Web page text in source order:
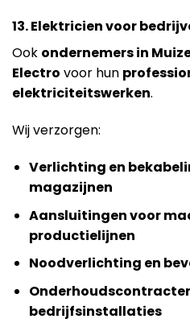
13. Elektricien voor
Ook ondernemers in
Electro voor hun
elektriciteitswerken.
Wij verzorgen:
Verlichting en
magazijnen
Aansluitingen voor
productielijnen
Noodverlichting en
bedrijfsinstallaties